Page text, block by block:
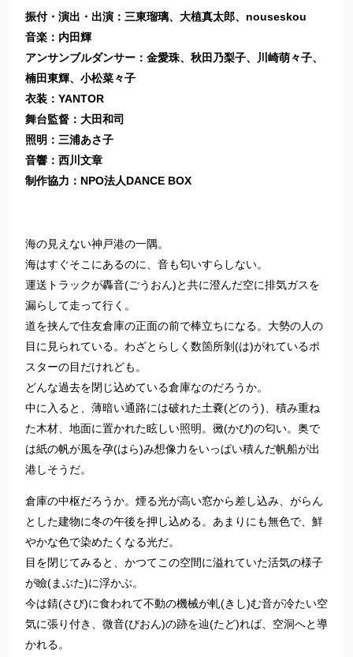
振付・演出・出演：三東瑠璃、大植真太郎、nouseskou
音楽：内田輝
アンサンブルダンサー：金愛珠、秋田乃梨子、川崎萌々子、
楠田東輝、小松菜々子
衣装：YANTOR
舞台監督：大田和司
照明：三浦あさ子
音響：西川文章
制作協力：NPO法人DANCE BOX
海の見えない神戸港の一隅。
海はすぐそこにあるのに、音も匂いすらしない。
運送トラックが轟音(ごうおん)と共に澄んだ空に排気ガスを
漏らして走って行く。
道を挟んで住友倉庫の正面の前で棒立ちになる。大勢の人の
目に見られている。わざとらしく数箇所剝(は)がれているポ
スターの目だけれども。
どんな過去を閉じ込めている倉庫なのだろうか。
中に入ると、薄暗い通路には破れた土嚢(どのう)、積み重ね
た木材、地面に置かれた眩しい照明。黴(かび)の匂い。奥で
は紙の帆が風を孕(はら)み想像力をいっぱい積んだ帆船が出
港しそうだ。
倉庫の中枢だろうか。煙る光が高い窓から差し込み、がらん
とした建物に冬の午後を押し込める。あまりにも無色で、鮮
やかな色で染めたくなる光だ。
目を閉じてみると、かつてこの空間に溢れていた活気の様子
が瞼(まぶた)に浮かぶ。
今は錆(さび)に食われて不動の機械が軋(きし)む音が冷たい空
気に張り付き、微音(びおん)の跡を辿(たど)れば、空洞へと導
かれる。